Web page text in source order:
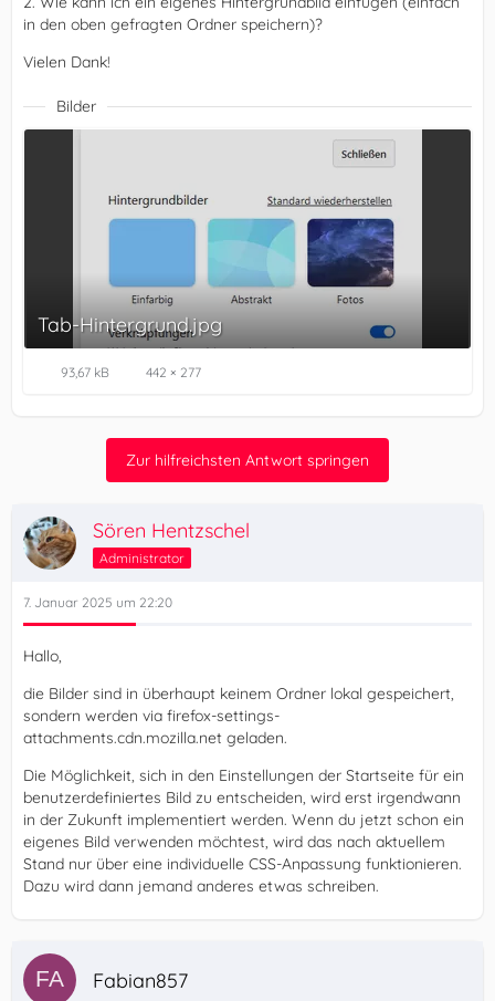
in den oben gefragten Ordner speichern)?
Vielen Dank!
Bilder
Tab-Hintergrund.jpg
93,67 kB 442 × 277
Zur hilfreichsten Antwort springen
Sören Hentzschel
Administrator
7. Januar 2025 um 22:20
Hallo,
die Bilder sind in überhaupt keinem Ordner lokal gespeichert,
sondern werden via firefox-settings-
attachments.cdn.mozilla.net geladen.
Die Möglichkeit, sich in den Einstellungen der Startseite für ein
benutzerdefiniertes Bild zu entscheiden, wird erst irgendwann
in der Zukunft implementiert werden. Wenn du jetzt schon ein
eigenes Bild verwenden möchtest, wird das nach aktuellem
Stand nur über eine individuelle CSS-Anpassung funktionieren.
Dazu wird dann jemand anderes etwas schreiben.
Fabian857